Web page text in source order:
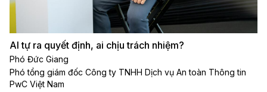
AI tự ra quyết định, ai chịu trách nhiệm?
Phó Đức Giang
Phó tổng giám đốc Công ty TNHH Dịch vụ An toàn Thông tin
PwC Việt Nam